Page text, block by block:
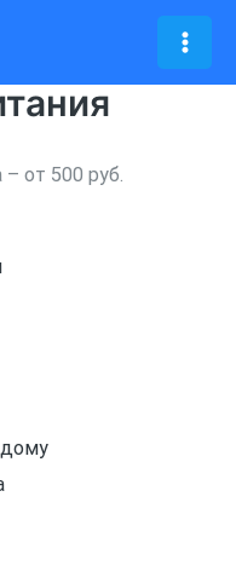
от 500 руб.